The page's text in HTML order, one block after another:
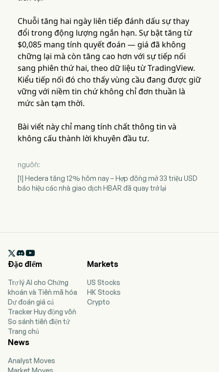
Chuỗi tăng hai ngày liên tiếp đánh dấu sự thay
đổi trong động lượng ngắn hạn. Sự bật tăng từ
$0,085 mang tính quyết đoán — giá đã không
chững lại mà còn tăng cao hơn với sự tiếp nối
sang phiên thứ hai, theo dữ liệu từ TradingView.
Kiểu tiếp nối đó cho thấy vùng cầu đang được giữ
vững với niềm tin chứ không chỉ đơn thuần là
mức sàn tạm thời.
Bài viết này chỉ mang tính chất thông tin và
không cấu thành lời khuyên đầu tư.
nguồn:
[1] Hedera tăng 12% hôm nay – Hợp đồng mở 33 triệu USD
báo hiệu các nhà giao dịch HBAR đã quay trở lại

Đặc điểm
Trợ lý AI cho Chứng
khoán và Tiền mã hóa
Dự đoán giá cả
Tracker Huy động vốn
So sánh tiền điện tử
Trang chủ
Markets
US Stocks
HK Stocks
Crypto
News
Analyst Moves
Market Moves